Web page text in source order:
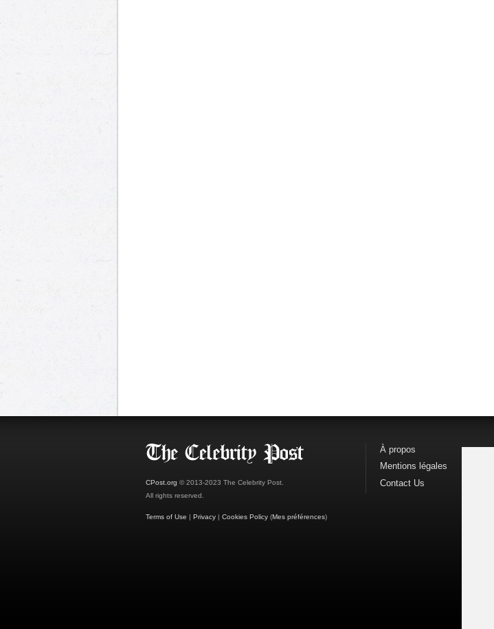
CPost.org © 2013-2023 The Celebrity Post.
All rights reserved.
Terms of Use | Privacy | Cookies Policy (Mes préférences)
À propos
Mentions légales
Contact Us